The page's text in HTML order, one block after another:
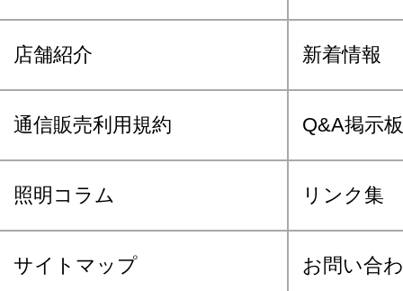
店舗紹介 新着情報
通信販売利用規約 Q&A掲示板
照明コラム リンク集
サイトマップ お問い合